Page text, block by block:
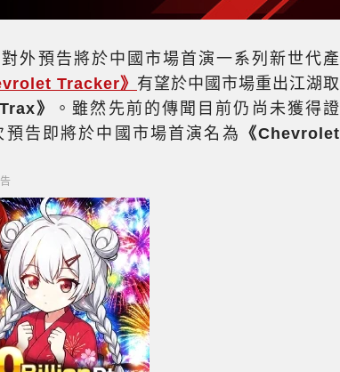
外預告將於中國市場首演一系列新世代產
Tracker》 有望於中國市場重出江湖取
》
。雖然先前的傳聞目前仍尚未獲得證
告即將於中國市場首演名為
《Chevrolet